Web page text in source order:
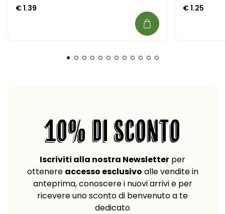
€1.39 €1.25
10% DI SCONTO
Iscriviti alla nostra Newsletter per
ottenere accesso esclusivo alle vendite in
anteprima, conoscere i nuovi arrivi e per
ricevere uno sconto di benvenuto a te
dedicato